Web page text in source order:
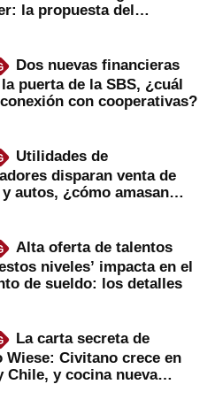
la propuesta del
Dos nuevas financieras
puerta de la SBS, ¿cuál
con cooperativas?
Utilidades de
disparan venta de
y autos, ¿cómo amasan
Alta oferta de talentos
niveles’ impacta en el
de sueldo: los detalles
La carta secreta de
Wiese: Civitano crece en
Chile, y cocina nueva